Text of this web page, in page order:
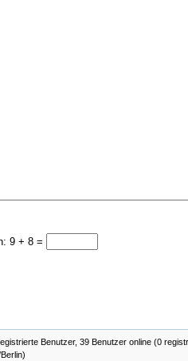
9 + 8 =
Benutzer, 39 Benutzer online (0